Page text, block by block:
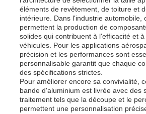
bobine en aluminium
Bobine en aluminium de bande
Plaque à carreaux en aluminium
Aluminium de relief
éléments de revêtement, de toiture et
intérieure. Dans l'industrie automobile,
permettent la production de
solides qui contribuent à l'efficacité et
véhicules. Pour les applications
précision et les performances sont
personnalisable garantit que chaque
des spécifications strictes.
Pour améliorer encore sa convivialité,
bande d'aluminium est livrée avec des
traitement tels que la découpe et le
permettent une personnalisation